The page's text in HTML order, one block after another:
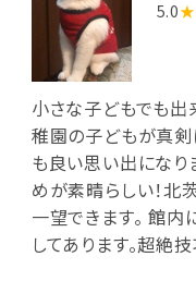
5.0
小さな子どもでも出
稚園の子どもが真剣
も良い思い出になり
めが素晴らしい！北
一望できます。 館
してあります。超絶技